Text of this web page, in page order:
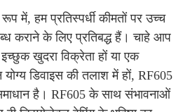
में, हम प्रतिस्पर्धी कीमतों पर उच्च
कराने के लिए प्रतिबद्ध हैं। चाहे आप
खुदरा विक्रेता हों या एक
डिवाइस की तलाश में हों, RF605
है। RF605 के साथ संभावनाओं